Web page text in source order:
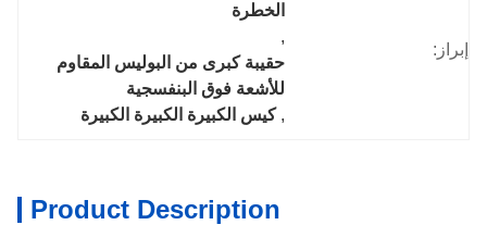
إبراز:
الخطرة
,
حقيبة كبرى من البوليس المقاوم
للأشعة فوق البنفسجية
, كيس الكبيرة الكبيرة الكبيرة
Product Description